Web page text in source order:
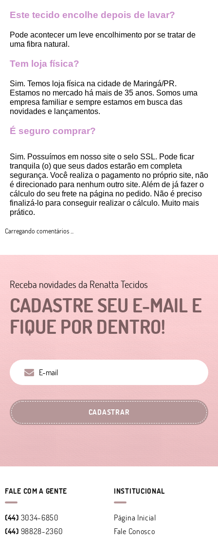
Este tecido encolhe depois de lavar?
Pode acontecer um leve encolhimento por se tratar de
uma fibra natural.
Tem loja física?
Sim. Temos loja física na cidade de Maringá/PR.
Estamos no mercado há mais de 35 anos. Somos uma
empresa familiar e sempre estamos em busca das
novidades e lançamentos.
É seguro comprar?
Sim. Possuímos em nosso site o selo SSL. Pode ficar
tranquila (o) que seus dados estarão em completa
segurança. Você realiza o pagamento no próprio site, não
é direcionado para nenhum outro site. Além de já fazer o
cálculo do seu frete na página no pedido. Não é preciso
finalizá-lo para conseguir realizar o cálculo. Muito mais
prático.
Carregando comentários ...
CADASTRE SEU E-MAIL E
FIQUE POR DENTRO!
Receba novidades da Renatta Tecidos
CADASTRAR
FALE COM A GENTE
(44) 3034-6850
(44) 98828-2360
INSTITUCIONAL
Página Inicial
Fale Conosco